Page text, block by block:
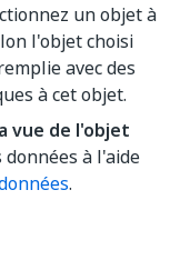
un objet à
l'objet choisi
avec des
à cet objet.
vue de l'objet
à l'aide
.